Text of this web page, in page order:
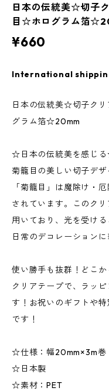
日本の伝統美☆切子
目☆ホログラム箔
¥660
International
日本の伝統美☆切子ク
グラム箔☆20mm
☆日本の伝統美を感じ
菊籠目の美しい切子デ
「菊籠目」は魔除け・
されています。このク
用いており、光を受け
日常のデコレーション
使い勝手も抜群！どこ
クリアテープで、ラッ
す！お祝いのギフトや
です！
☆仕様：幅20mm×3m巻
☆日本製
☆素材：PET